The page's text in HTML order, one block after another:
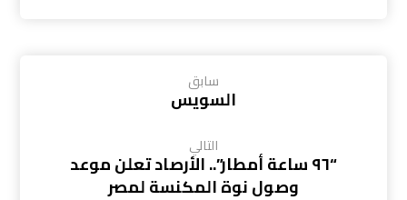
سابق
السويس
التالي
“٩٦ ساعة أمطار”.. الأرصاد تعلن موعد
وصول نوة المكنسة لمصر